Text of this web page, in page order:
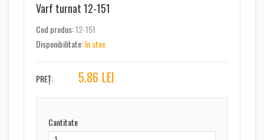
Varf turnat 12-151
Cod produs:12-151
Disponibilitate:In stoc
PREȚ: 5.86 LEI
Cantitate